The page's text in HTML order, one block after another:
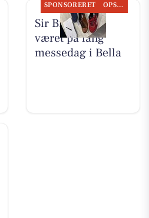
SPONSORERET OPSLAGSTAVLEN
Sir Brian har
været på lang
messedag i Bella